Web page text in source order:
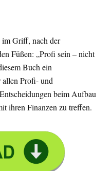
Griff, nach der
Füßen: „Profi sein – nicht
Buch ein
allen Profi- und
beim Aufbau
ihren Finanzen zu treffen.